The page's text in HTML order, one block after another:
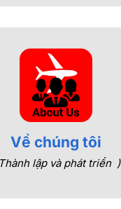
Về chúng tôi
lập và phát triển )